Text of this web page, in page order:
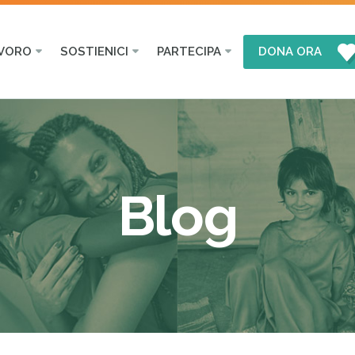
SOSTIENICI PARTECIPA DONA ORA
Blog